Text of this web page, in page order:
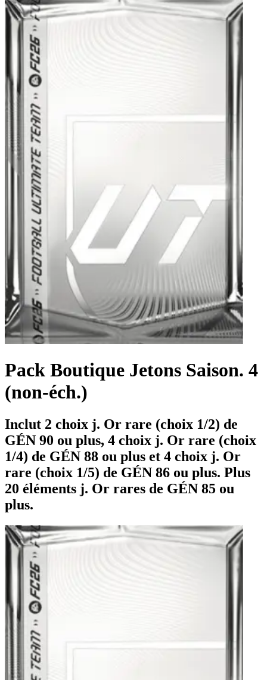
Pack Boutique Jetons Saison. 4
(non-éch.)
Inclut 2 choix j. Or rare (choix 1/2) de
GÉN 90 ou plus, 4 choix j. Or rare (choix
1/4) de GÉN 88 ou plus et 4 choix j. Or
rare (choix 1/5) de GÉN 86 ou plus. Plus
20 éléments j. Or rares de GÉN 85 ou
plus.